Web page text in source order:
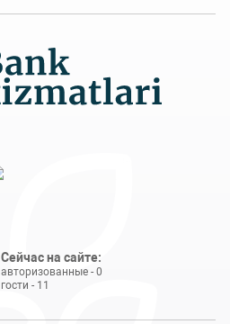
Сейчас на сайте:
авторизованные - 0
гости - 11